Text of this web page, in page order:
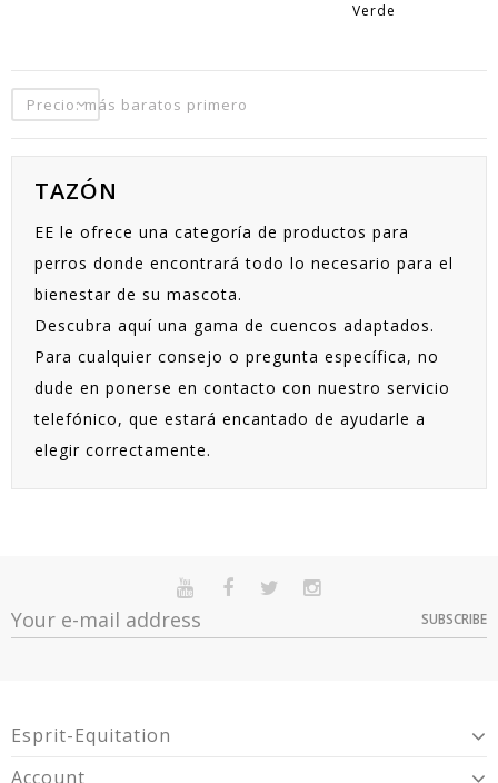
Verde
Precio: más baratos primero
TAZÓN
EE le ofrece una categoría de productos para
perros donde encontrará todo lo necesario para el
bienestar de su mascota.
Descubra aquí una gama de cuencos adaptados.
Para cualquier consejo o pregunta específica, no
dude en ponerse en contacto con nuestro servicio
telefónico, que estará encantado de ayudarle a
elegir correctamente.
SUBSCRIBE
Esprit-Equitation
Account